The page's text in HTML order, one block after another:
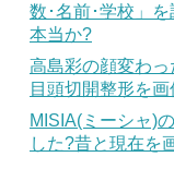
数･名前･学校」
本当か?
高島彩の顔変わ
目頭切開整形を
MISIA(ミーシャ)
した?昔と現在を